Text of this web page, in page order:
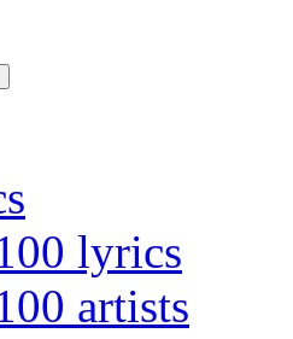
lyrics
artists